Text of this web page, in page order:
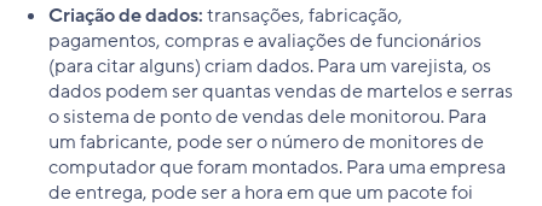
Criação de dados:transações, fabricação,
pagamentos, compras e avaliações de funcionários
(para citar alguns) criam dados. Para um varejista, os
dados podem ser quantas vendas de martelos e serras
o sistema de ponto de vendas dele monitorou. Para
um fabricante, pode ser o número de monitores de
computador que foram montados. Para uma empresa
de entrega, pode ser a hora em que um pacote foi